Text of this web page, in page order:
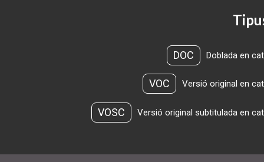
DOC Doblada en
VOC Versió original en
VOSC Versió original subtitulada en